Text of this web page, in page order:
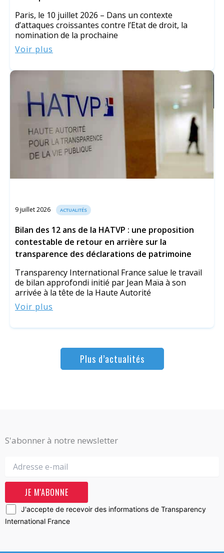
Paris, le 10 juillet 2026 – Dans un contexte
d’attaques croissantes contre l’Etat de droit, la
nomination de la prochaine
Voir plus
9 juillet 2026 ACTUALITÉS
Bilan des 12 ans de la HATVP : une proposition
contestable de retour en arrière sur la
transparence des déclarations de patrimoine
Transparency International France salue le travail
de bilan approfondi initié par Jean Maïa à son
arrivée à la tête de la Haute Autorité
Voir plus
Plus d’actualités
S'abonner à notre newsletter
J'accepte de recevoir des informations de Transparency
International France